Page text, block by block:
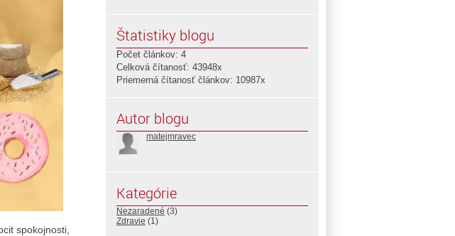
spokojnosti,
Štatistiky blogu
Počet článkov: 4
Celková čítanosť: 43948x
Priemerná čítanosť článkov: 10987x
Autor blogu
matejmravec
Kategórie
Nezaradené (3)
Zdravie (1)